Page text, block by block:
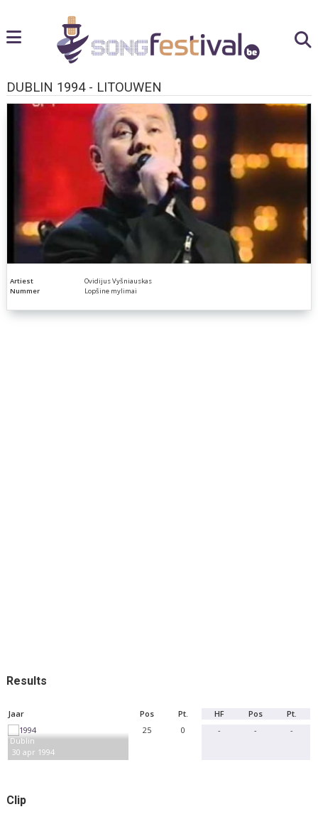
DUBLIN 1994 - LITOUWEN
Artiest
Ovidijus Vyšniauskas
Nummer
Lopšine mylimai
Results
Jaar Pos Pt. HF Pos Pt.
Dublin
30 apr 1994
25 0 - - -
Clip